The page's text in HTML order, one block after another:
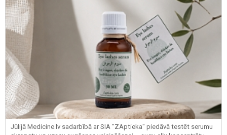
Jūlijā Medicine.lv sadarbībā ar SIA "ZAptieka" piedāvā testēt serumu